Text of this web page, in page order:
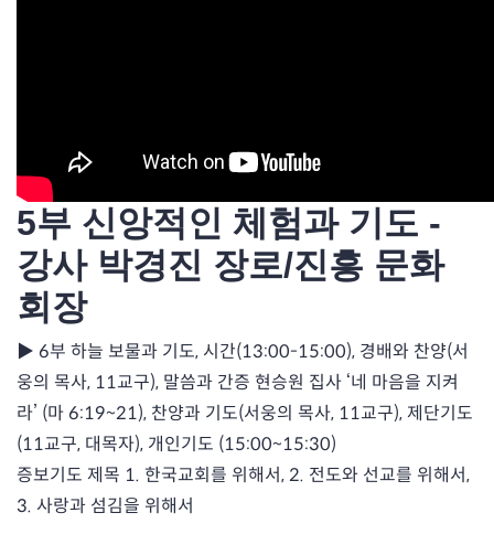
5부 신앙적인 체험과 기도 -
강사 박경진 장로/진흥 문화
회장
▶ 6부 하늘 보물과 기도, 시간(13:00-15:00), 경배와 찬양(서
웅의 목사, 11교구), 말씀과 간증 현승원 집사 ‘네 마음을 지켜
라’ (마 6:19~21), 찬양과 기도(서웅의 목사, 11교구), 제단기도
(11교구, 대목자), 개인기도 (15:00~15:30)
증보기도 제목 1. 한국교회를 위해서, 2. 전도와 선교를 위해서,
3. 사랑과 섬김을 위해서